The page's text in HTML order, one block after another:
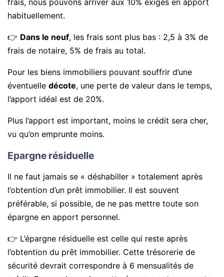
frais, nous pouvons arriver aux 10% exigés en apport
habituellement.
👉 Dans le neuf, les frais sont plus bas : 2,5 à 3% de
frais de notaire, 5% de frais au total.
Pour les biens immobiliers pouvant souffrir d’une
éventuelle décote, une perte de valeur dans le temps,
l’apport idéal est de 20%.
Plus l’apport est important, moins le crédit sera cher,
vu qu’on emprunte moins.
Epargne résiduelle
Il ne faut jamais se « déshabiller » totalement après
l’obtention d’un prêt immobilier. Il est souvent
préférable, si possible, de ne pas mettre toute son
épargne en apport personnel.
👉 L’épargne résiduelle est celle qui reste après
l’obtention du prêt immobilier. Cette trésorerie de
sécurité devrait correspondre à 6 mensualités de